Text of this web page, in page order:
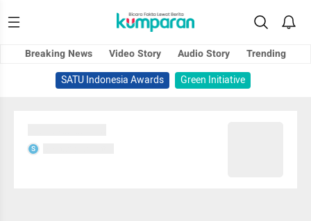
Breaking News Video Story Audio Story
Trending
SATU Indonesia Awards
Green Initiative
S